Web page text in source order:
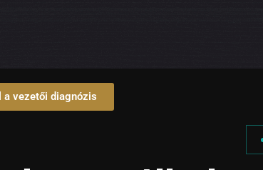
a vezetői diagnózis